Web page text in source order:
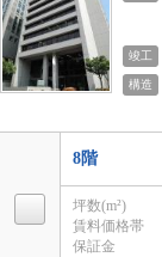
竣工
構造
8階
坪数(m²)
賃料価格帯
保証金